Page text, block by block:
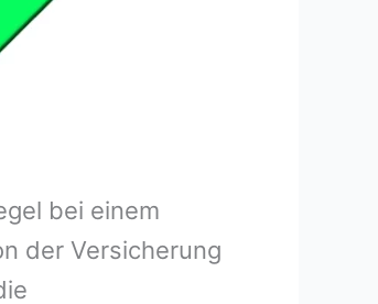
bei einem
der Versicherung